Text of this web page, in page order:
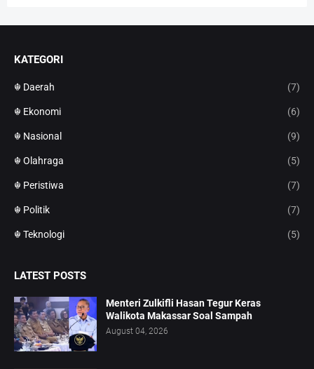
KATEGORI
☬ Daerah (7)
☬ Ekonomi (6)
☬ Nasional (9)
☬ Olahraga (5)
☬ Peristiwa (7)
☬ Politik (7)
☬ Teknologi (5)
LATEST POSTS
Menteri Zulkifli Hasan Tegur Keras
Walikota Makassar Soal Sampah
August 04, 2026